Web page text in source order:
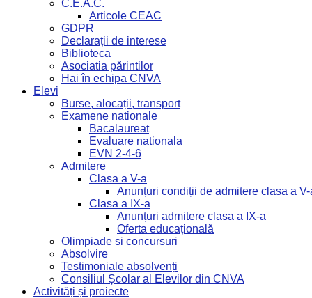
C.E.A.C.
Articole CEAC
GDPR
Declarații de interese
Biblioteca
Asociatia părintilor
Hai în echipa CNVA
Elevi
Burse, alocații, transport
Examene nationale
Bacalaureat
Evaluare nationala
EVN 2-4-6
Admitere
Clasa a V-a
Anunțuri condiții de admitere clasa a V-
Clasa a IX-a
Anunțuri admitere clasa a IX-a
Oferta educațională
Olimpiade si concursuri
Absolvire
Testimoniale absolvenți
Consiliul Școlar al Elevilor din CNVA
Activități și proiecte